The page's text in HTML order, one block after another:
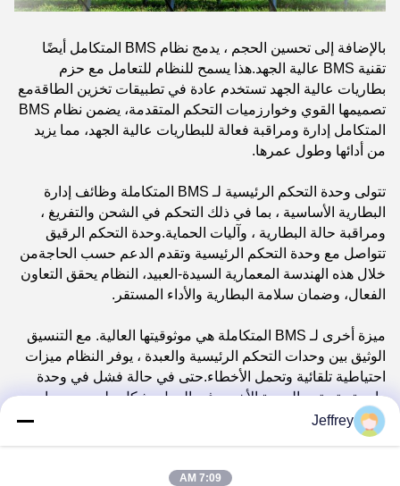
بالإضافة إلى تحسين الحجم ، يدمج نظام BMS المتكامل أيضًا
تقنية BMS عالية الجهد.هذا يسمح للنظام للتعامل مع حزم
بطاريات عالية الجهد تستخدم عادة في تطبيقات تخزين الطاقةمع
تصميمها القوي وخوارزميات التحكم المتقدمة، يضمن نظام BMS
المتكامل إدارة ومراقبة فعالة للبطاريات عالية الجهد، مما يزيد
من أدائها وطول عمرها.
تتولى وحدة التحكم الرئيسية لـ BMS المتكاملة وظائف إدارة
البطارية الأساسية ، بما في ذلك التحكم في الشحن والتفريغ ،
ومراقبة حالة البطارية ، وآليات الحماية.وحدة التحكم الرقيق
تتواصل مع وحدة التحكم الرئيسية وتقدم الدعم حسب الحاجةمن
خلال هذه الهندسة المعمارية السيدة-العبيد، النظام يحقق التعاون
الفعال، وضمان سلامة البطارية والأداء المستقر.
ميزة أخرى لـ BMS المتكاملة هي موثوقيتها العالية. مع التنسيق
الوثيق بين وحدات التحكم الرئيسية والعبدة ، يوفر النظام ميزات
احتياطية تلقائية وتحمل الأخطاء.حتى في حالة فشل في وحدة
واحدة ، تستمر الوحدة الأخرى في العمل بشكل طبيعي ، مما
يضمن توافر النظام المستمر.هذا أمر حاسم بشكل خاص
Jeffrey
7:09 AM